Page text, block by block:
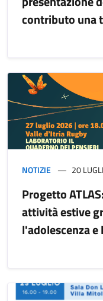
contributo una
NOTIZIE 20
Progetto
attività estive
l'adolescenza